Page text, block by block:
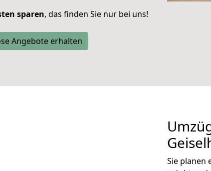
sparen, das finden Sie nur bei uns!
Angebote erhalten
Sie planen